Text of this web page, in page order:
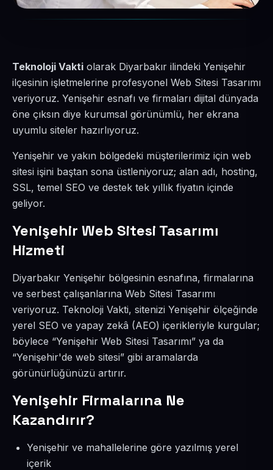
Teknoloji Vakti olarak Diyarbakır ilindeki Yenişehir
ilçesinin işletmelerine profesyonel Web Sitesi Tasarımı
veriyoruz. Yenişehir esnafı ve firmaları dijital dünyada
öne çıksın diye kurumsal görünümlü, her ekrana
uyumlu siteler hazırlıyoruz.
Yenişehir ve yakın bölgedeki müşterilerimiz için web
sitesi işini baştan sona üstleniyoruz; alan adı, hosting,
SSL, temel SEO ve destek tek yıllık fiyatın içinde
geliyor.
Yenişehir Web Sitesi Tasarımı
Hizmeti
Diyarbakır Yenişehir bölgesinin esnafına, firmalarına
ve serbest çalışanlarına Web Sitesi Tasarımı
veriyoruz. Teknoloji Vakti, sitenizi Yenişehir ölçeğinde
yerel SEO ve yapay zekâ (AEO) içerikleriyle kurgular;
böylece “Yenişehir Web Sitesi Tasarımı” ya da
“Yenişehir'de web sitesi” gibi aramalarda
görünürlüğünüzü artırır.
Yenişehir Firmalarına Ne
Kazandırır?
Yenişehir ve mahallelerine göre yazılmış yerel
içerik